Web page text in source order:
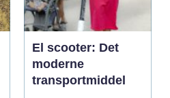
El scooter: Det
moderne
transportmiddel